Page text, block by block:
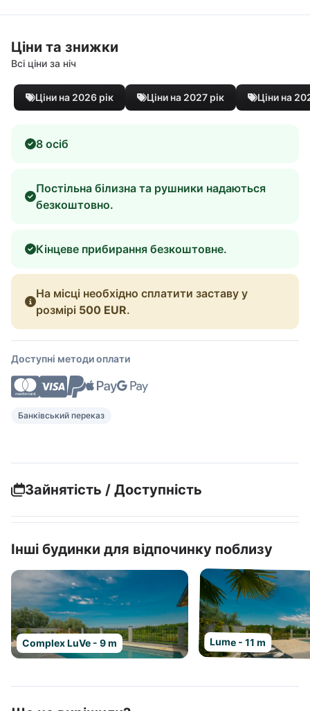
Ціни та знижки
Всі ціни за ніч
Ціни на 2026 рік Ціни на 2027 рік Ціни на
8 осіб
Постільна білизна та рушники надаються
безкоштовно.
Кінцеве прибирання безкоштовне.
На місці необхідно сплатити заставу у
розмірі 500 EUR.
Доступні методи оплати
Банківський переказ
Зайнятість / Доступність
Інші будинки для відпочинку поблизу
Complex LuVe - 9 m Lume - 11 m